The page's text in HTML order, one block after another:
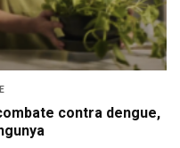
contra dengue,